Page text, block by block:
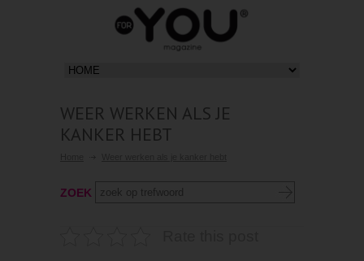
WEER WERKEN ALS JE
KANKER HEBT
ZOEK